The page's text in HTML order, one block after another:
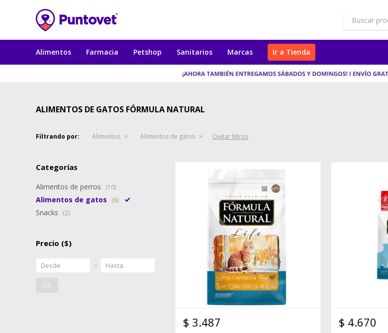
Alimentos Farmacia Petshop Sanitarios Marcas Ir a Tienda
ALIMENTOS DE GATOS FÓRMULA NATURAL
Filtrando por: Alimentos Alimentos de gatos Quitar filtros
$ 3.487 $ 4.670
Categorías
Alimentos de perros (10)
Alimentos de gatos (6)
Snacks (2)
Precio ($)
OK